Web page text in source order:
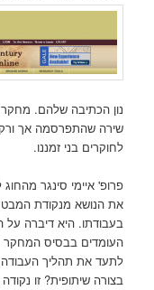
נון הכתיבה שלהם.
שירה שהתפרסמה אך ורק
לחוקרים בני זמננו.
פרופ' איימי סינגר
את הנושא מנקודת המבט
בעבודתו. היא דיברה על
העומדים בבסיס המחקר
לתעד את תהליך
בצורה שיתופית? זו נקודה